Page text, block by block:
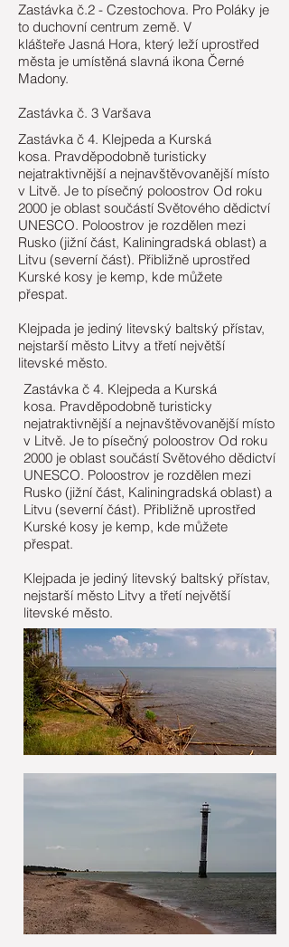
Zastávka č.2 - Czestochova. Pro Poláky je
to duchovní centrum země. V
klášteře Jasná Hora, který leží uprostřed
města je umístěná slavná ikona Černé
Madony.
Zastávka č. 3 Varšava
Zastávka č 4. Klejpeda a Kurská
kosa. Pravděpodobně turisticky
nejatraktivnější a nejnavštěvovanější místo
v Litvě. Je to písečný poloostrov Od roku
2000 je oblast součástí Světového dědictví
UNESCO. Poloostrov je rozdělen mezi
Rusko (jižní část, Kaliningradská oblast) a
Litvu (severní část). Přibližně uprostřed
Kurské kosy je kemp, kde můžete
přespat.
Klejpada je jediný litevský baltský přístav,
nejstarší město Litvy a třetí největší
litevské město.
Zastávka č 4. Klejpeda a Kurská
kosa. Pravděpodobně turisticky
nejatraktivnější a nejnavštěvovanější místo
v Litvě. Je to písečný poloostrov Od roku
2000 je oblast součástí Světového dědictví
UNESCO. Poloostrov je rozdělen mezi
Rusko (jižní část, Kaliningradská oblast) a
Litvu (severní část). Přibližně uprostřed
Kurské kosy je kemp, kde můžete
přespat.
Klejpada je jediný litevský baltský přístav,
nejstarší město Litvy a třetí největší
litevské město.